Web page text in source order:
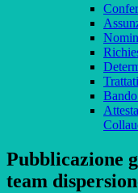
Pubblicazione
team